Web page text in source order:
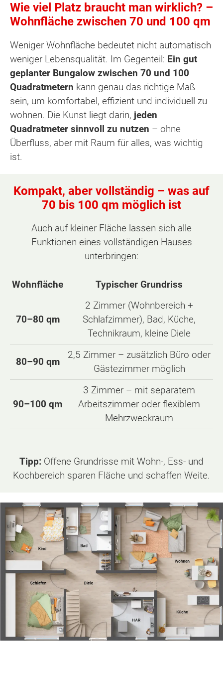
Wie viel Platz braucht man wirklich? –
Wohnfläche zwischen 70 und 100 qm
Weniger Wohnfläche bedeutet nicht automatisch
weniger Lebensqualität. Im Gegenteil: Ein gut
geplanter Bungalow zwischen 70 und 100
Quadratmetern kann genau das richtige Maß
sein, um komfortabel, effizient und individuell zu
wohnen. Die Kunst liegt darin, jeden
Quadratmeter sinnvoll zu nutzen – ohne
Überfluss, aber mit Raum für alles, was wichtig
ist.
Kompakt, aber vollständig – was auf
70 bis 100 qm möglich ist
Auch auf kleiner Fläche lassen sich alle
Funktionen eines vollständigen Hauses
unterbringen:
Wohnfläche Typischer Grundriss
70–80 qm
2 Zimmer (Wohnbereich +
Schlafzimmer), Bad, Küche,
Technikraum, kleine Diele
80–90 qm
2,5 Zimmer – zusätzlich Büro oder
Gästezimmer möglich
90–100 qm
3 Zimmer – mit separatem
Arbeitszimmer oder flexiblem
Mehrzweckraum
Tipp: Offene Grundrisse mit Wohn-, Ess- und
Kochbereich sparen Fläche und schaffen Weite.